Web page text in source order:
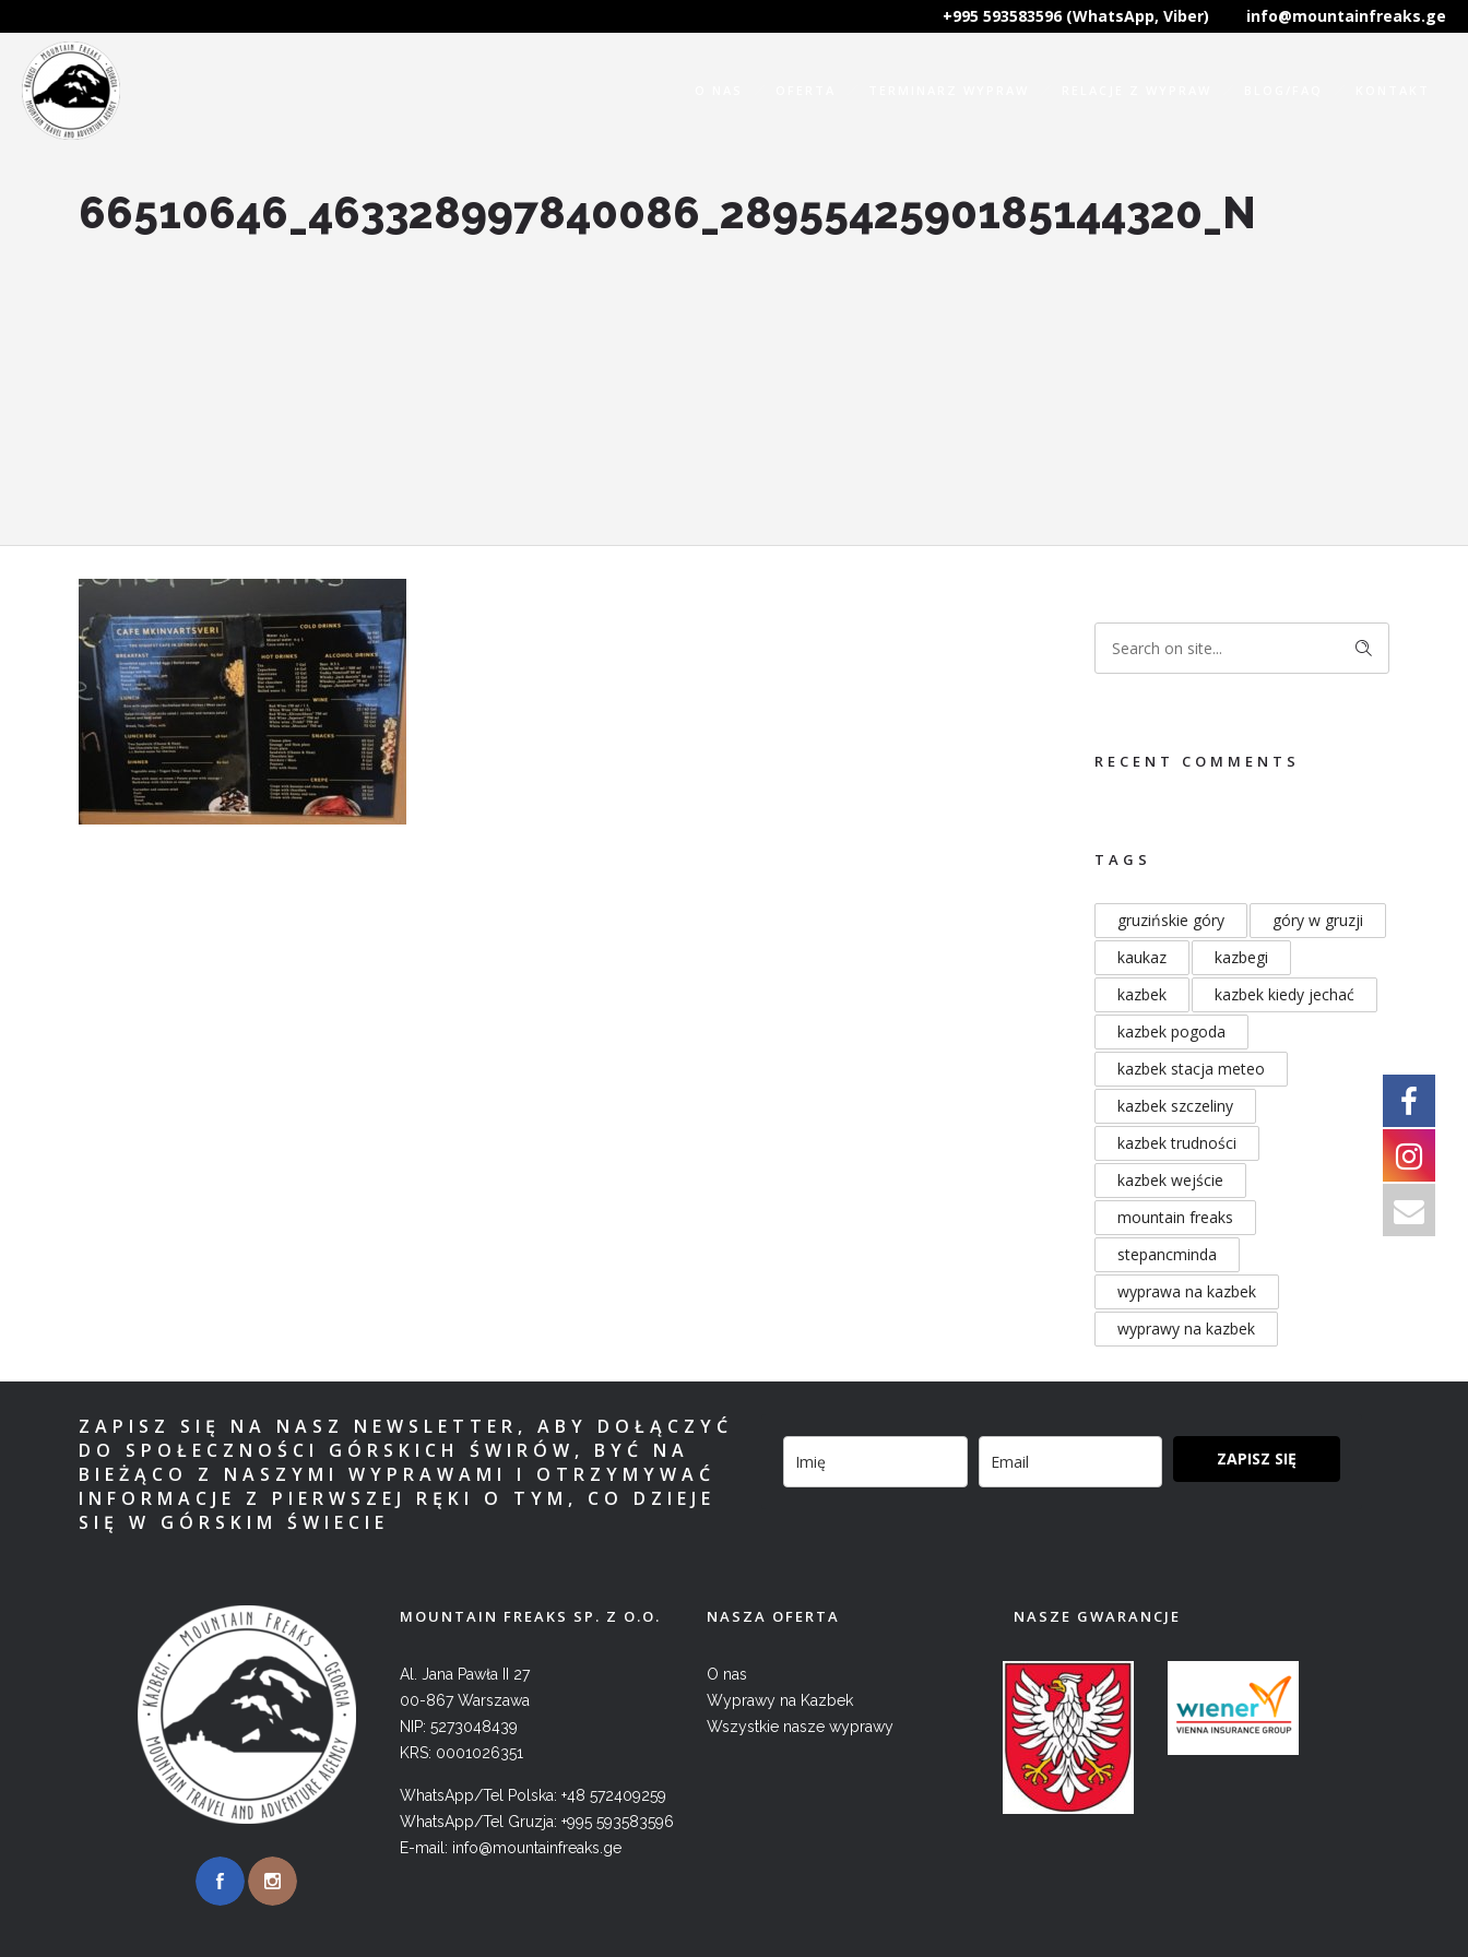
+995 593583596 (WhatsApp, Viber) info@mountainfreaks.ge
66510646_463328997840086_2895542590185144320_N
RECENT COMMENTS
TAGS
gruzińskie góry
góry w gruzji
kaukaz
kazbegi
kazbek
kazbek kiedy jechać
kazbek pogoda
kazbek stacja meteo
kazbek szczeliny
kazbek trudności
kazbek wejście
mountain freaks
stepancminda
wyprawa na kazbek
wyprawy na kazbek
ZAPISZ SIĘ NA NASZ NEWSLETTER, ABY DOŁĄCZYĆ
DO SPOŁECZNOŚCI GÓRSKICH ŚWIRÓW, BYĆ NA
BIEŻĄCO Z NASZYMI WYPRAWAMI I OTRZYMYWAĆ
INFORMACJE Z PIERWSZEJ RĘKI O TYM, CO DZIEJE
SIĘ W GÓRSKIM ŚWIECIE
ZAPISZ SIĘ
MOUNTAIN FREAKS SP. Z O.O.
Al. Jana Pawła II 27
00-867 Warszawa
NIP: 5273048439
KRS: 0001026351
WhatsApp/Tel Polska: +48 572409259
WhatsApp/Tel Gruzja: +995 593583596
E-mail: info@mountainfreaks.ge
NASZA OFERTA
O nas
Wyprawy na Kazbek
Wszystkie nasze wyprawy
NASZE GWARANCJE